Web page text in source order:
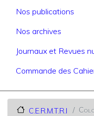
Nos publications
Nos archives
Journaux et Revues
Commande des
C.E.R.M.T.R.I